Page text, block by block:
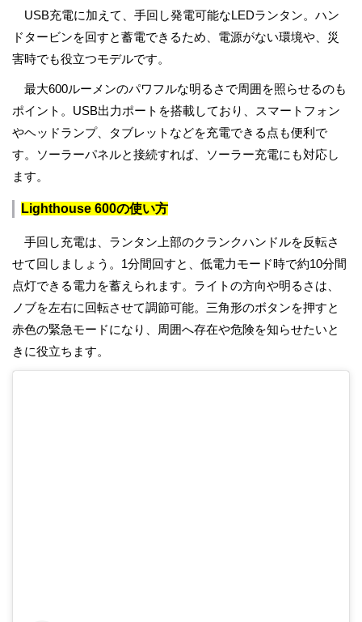
USB充電に加えて、手回し発電可能なLEDランタン。ハン
ドタービンを回すと蓄電できるため、電源がない環境や、災
害時でも役立つモデルです。
最大600ルーメンのパワフルな明るさで周囲を照らせるのも
ポイント。USB出力ポートを搭載しており、スマートフォン
やヘッドランプ、タブレットなどを充電できる点も便利で
す。ソーラーパネルと接続すれば、ソーラー充電にも対応し
ます。
Lighthouse 600の使い方
手回し充電は、ランタン上部のクランクハンドルを反転さ
せて回しましょう。1分間回すと、低電力モード時で約10分間
点灯できる電力を蓄えられます。ライトの方向や明るさは、
ノブを左右に回転させて調節可能。三角形のボタンを押すと
赤色の緊急モードになり、周囲へ存在や危険を知らせたいと
きに役立ちます。